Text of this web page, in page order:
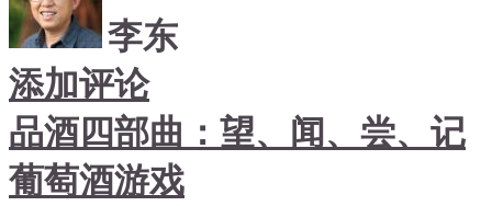
李东
添加评论
品酒四部曲：望、闻、尝、记
葡萄酒游戏